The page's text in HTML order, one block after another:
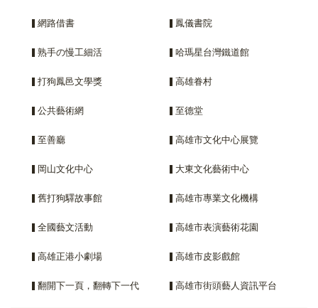
網路借書 鳳儀書院
熟手の慢工細活 哈瑪星台灣鐵道館
打狗鳳邑文學獎 高雄眷村
公共藝術網 至德堂
至善廳 高雄市文化中心展覽
岡山文化中心 大東文化藝術中心
舊打狗驛故事館 高雄市專業文化機構
全國藝文活動 高雄市表演藝術花園
高雄正港小劇場 高雄市皮影戲館
翻開下一頁，翻轉下一代 高雄市街頭藝人資訊平台